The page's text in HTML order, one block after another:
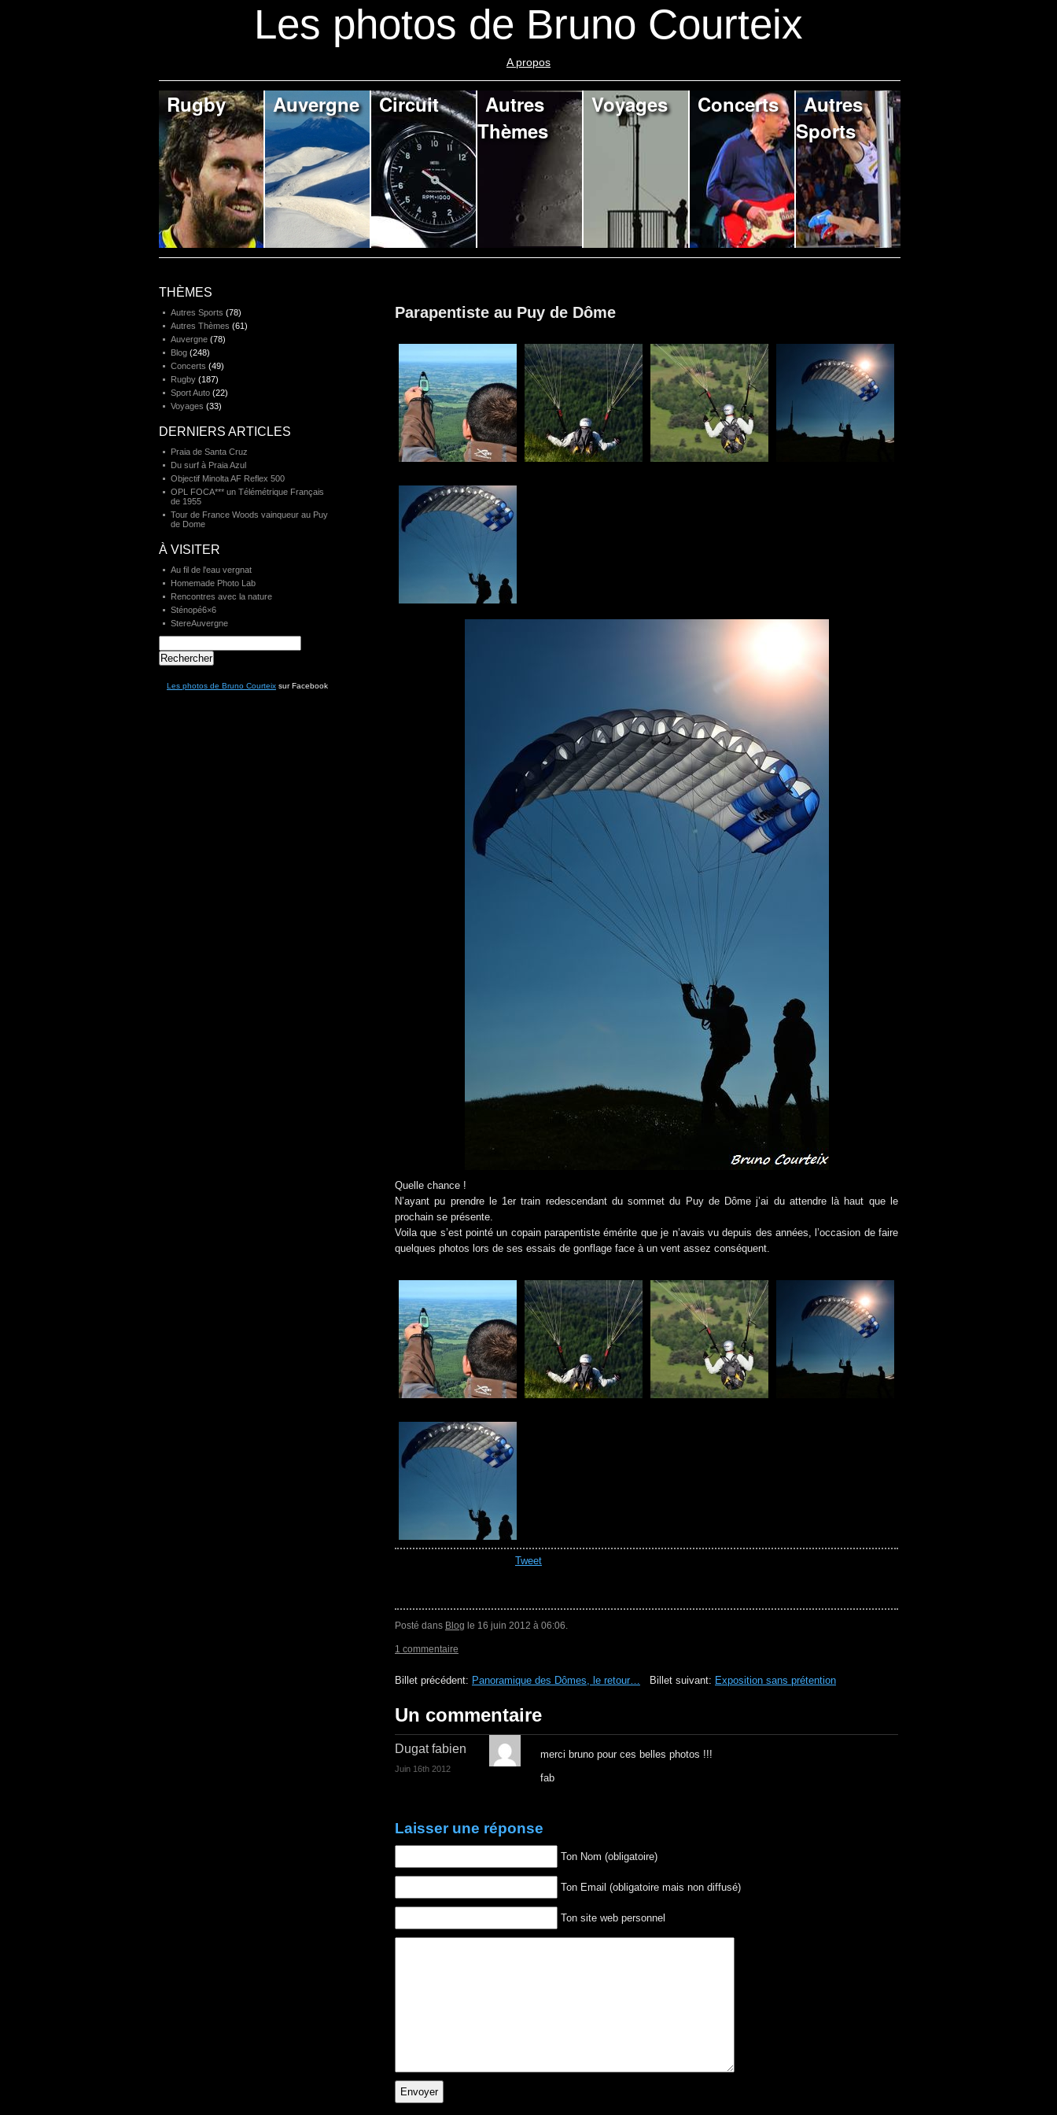
Les photos de Bruno Courteix
A propos
Rugby Auvergne Circuit
Autres
Thèmes
Voyages Concerts
Autres
Sports
Parapentiste au Puy de Dôme
Quelle chance !
N’ayant pu prendre le 1er train redescendant du sommet du Puy de Dôme j’ai du attendre là haut que le
prochain se présente.
Voila que s’est pointé un copain parapentiste émérite que je n’avais vu depuis des années, l’occasion de faire
quelques photos lors de ses essais de gonflage face à un vent assez conséquent.
Tweet
Posté dans Blog le 16 juin 2012 à 06:06.
1 commentaire
Billet précédent: Panoramique des Dômes, le retour… Billet suivant: Exposition sans prétention
Un commentaire
Dugat fabien
Juin 16th 2012
merci bruno pour ces belles photos !!!
fab
Laisser une réponse
Ton Nom (obligatoire)
Ton Email (obligatoire mais non diffusé)
Ton site web personnel
THÈMES
Autres Sports (78)
Autres Thèmes (61)
Auvergne (78)
Blog (248)
Concerts (49)
Rugby (187)
Sport Auto (22)
Voyages (33)
DERNIERS ARTICLES
Praia de Santa Cruz
Du surf à Praia Azul
Objectif Minolta AF Reflex 500
OPL FOCA*** un Télémétrique Français
de 1955
Tour de France Woods vainqueur au Puy
de Dome
À VISITER
Au fil de l'eau vergnat
Homemade Photo Lab
Rencontres avec la nature
Sténopé6×6
StereAuvergne
Les photos de Bruno Courteix sur Facebook